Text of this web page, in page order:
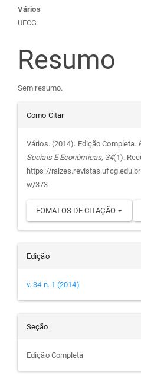
Conteúdo
do
artigo
principal
Vários
UFCG
Resumo
Sem resumo.
Detalhes
do
artigo
Como Citar
Vários. (2014). Edição Completa.
Sociais E Econômicas, 34(1).
https://
w/373
FOMATOS DE CITAÇÃO
Edição
v. 34 n. 1 (2014)
Seção
Edição Completa